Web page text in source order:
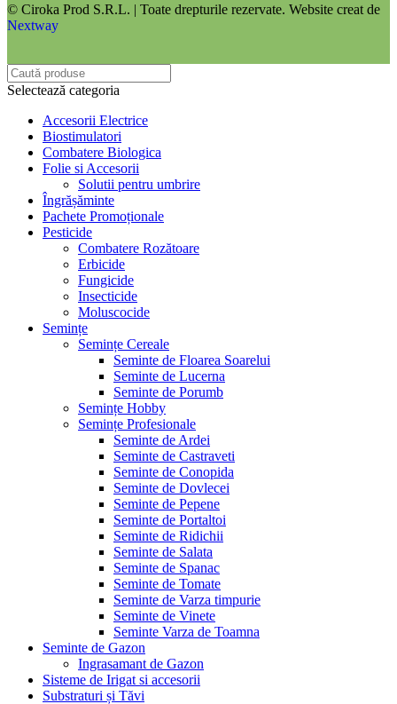
© Ciroka Prod S.R.L. | Toate drepturile rezervate. Website creat de
Nextway
Selectează categoria
Accesorii Electrice
Biostimulatori
Combatere Biologica
Folie si Accesorii
Solutii pentru umbrire
Îngrășăminte
Pachete Promoționale
Pesticide
Combatere Rozătoare
Erbicide
Fungicide
Insecticide
Moluscocide
Semințe
Semințe Cereale
Seminte de Floarea Soarelui
Seminte de Lucerna
Seminte de Porumb
Semințe Hobby
Semințe Profesionale
Seminte de Ardei
Seminte de Castraveti
Seminte de Conopida
Seminte de Dovlecei
Seminte de Pepene
Seminte de Portaltoi
Seminte de Ridichii
Seminte de Salata
Seminte de Spanac
Seminte de Tomate
Seminte de Varza timpurie
Seminte de Vinete
Seminte Varza de Toamna
Seminte de Gazon
Ingrasamant de Gazon
Sisteme de Irigat si accesorii
Substraturi și Tăvi